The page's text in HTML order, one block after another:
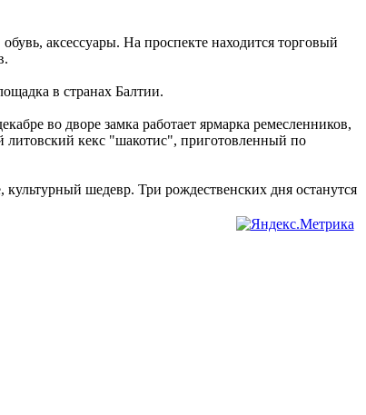
аксессуары. На проспекте находится торговый
в странах Балтии.
во дворе замка работает ярмарка ремесленников,
литовский кекс "шакотис", приготовленный по
шедевр. Три рождественских дня останутся